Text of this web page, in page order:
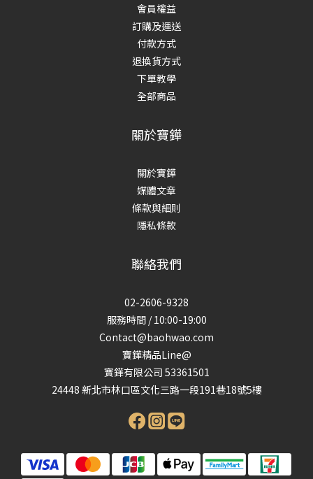
會員權益
訂購及運送
付款方式
退換貨方式
下單教學
全部商品
關於寶鏵
關於寶鏵
媒體文章
條款與細則
隱私條款
聯絡我們
02-2606-9328
服務時間 / 10:00-19:00
Contact@baohwao.com
寶鏵精品Line@
寶鏵有限公司 53361501
24448 新北市林口區文化三路一段191巷18號5樓